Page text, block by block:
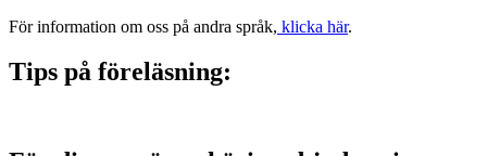
För information om oss på andra språk, klicka här.
Tips på föreläsning: